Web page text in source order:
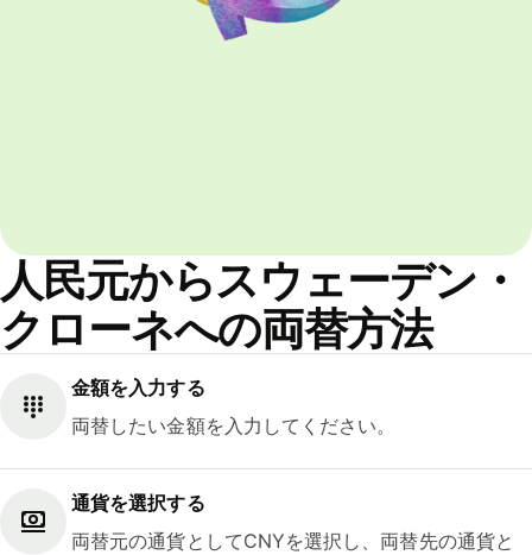
人民元からスウェーデン・
クローネへの両替方法
金額を入力する
両替したい金額を入力してください。
通貨を選択する
両替元の通貨としてCNYを選択し、両替先の通貨と